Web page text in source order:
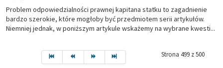
Problem odpowiedzialności prawnej kapitana statku to zagadnienie
bardzo szerokie, które mogłoby być przedmiotem serii artykułów.
Niemniej jednak, w poniższym artykule wskażemy na wybrane kwesti...
Strona 499 z 500